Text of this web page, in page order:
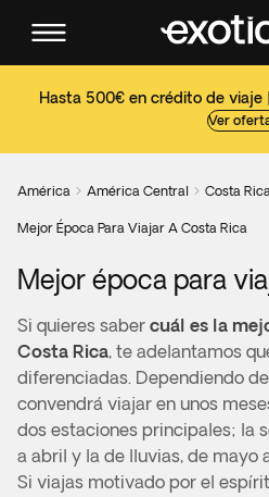
Hasta 500€ en crédito de viaje
Ver
América  América Central  Costa Rica
Mejor Época Para Viajar A Costa Rica
Mejor época para
Si quieres saber cuál es la
Costa Rica, te adelantamos
diferenciadas. Dependiendo
convendrá viajar en unos
dos estaciones principales; la
a abril y la de lluvias, de mayo
Si viajas motivado por el